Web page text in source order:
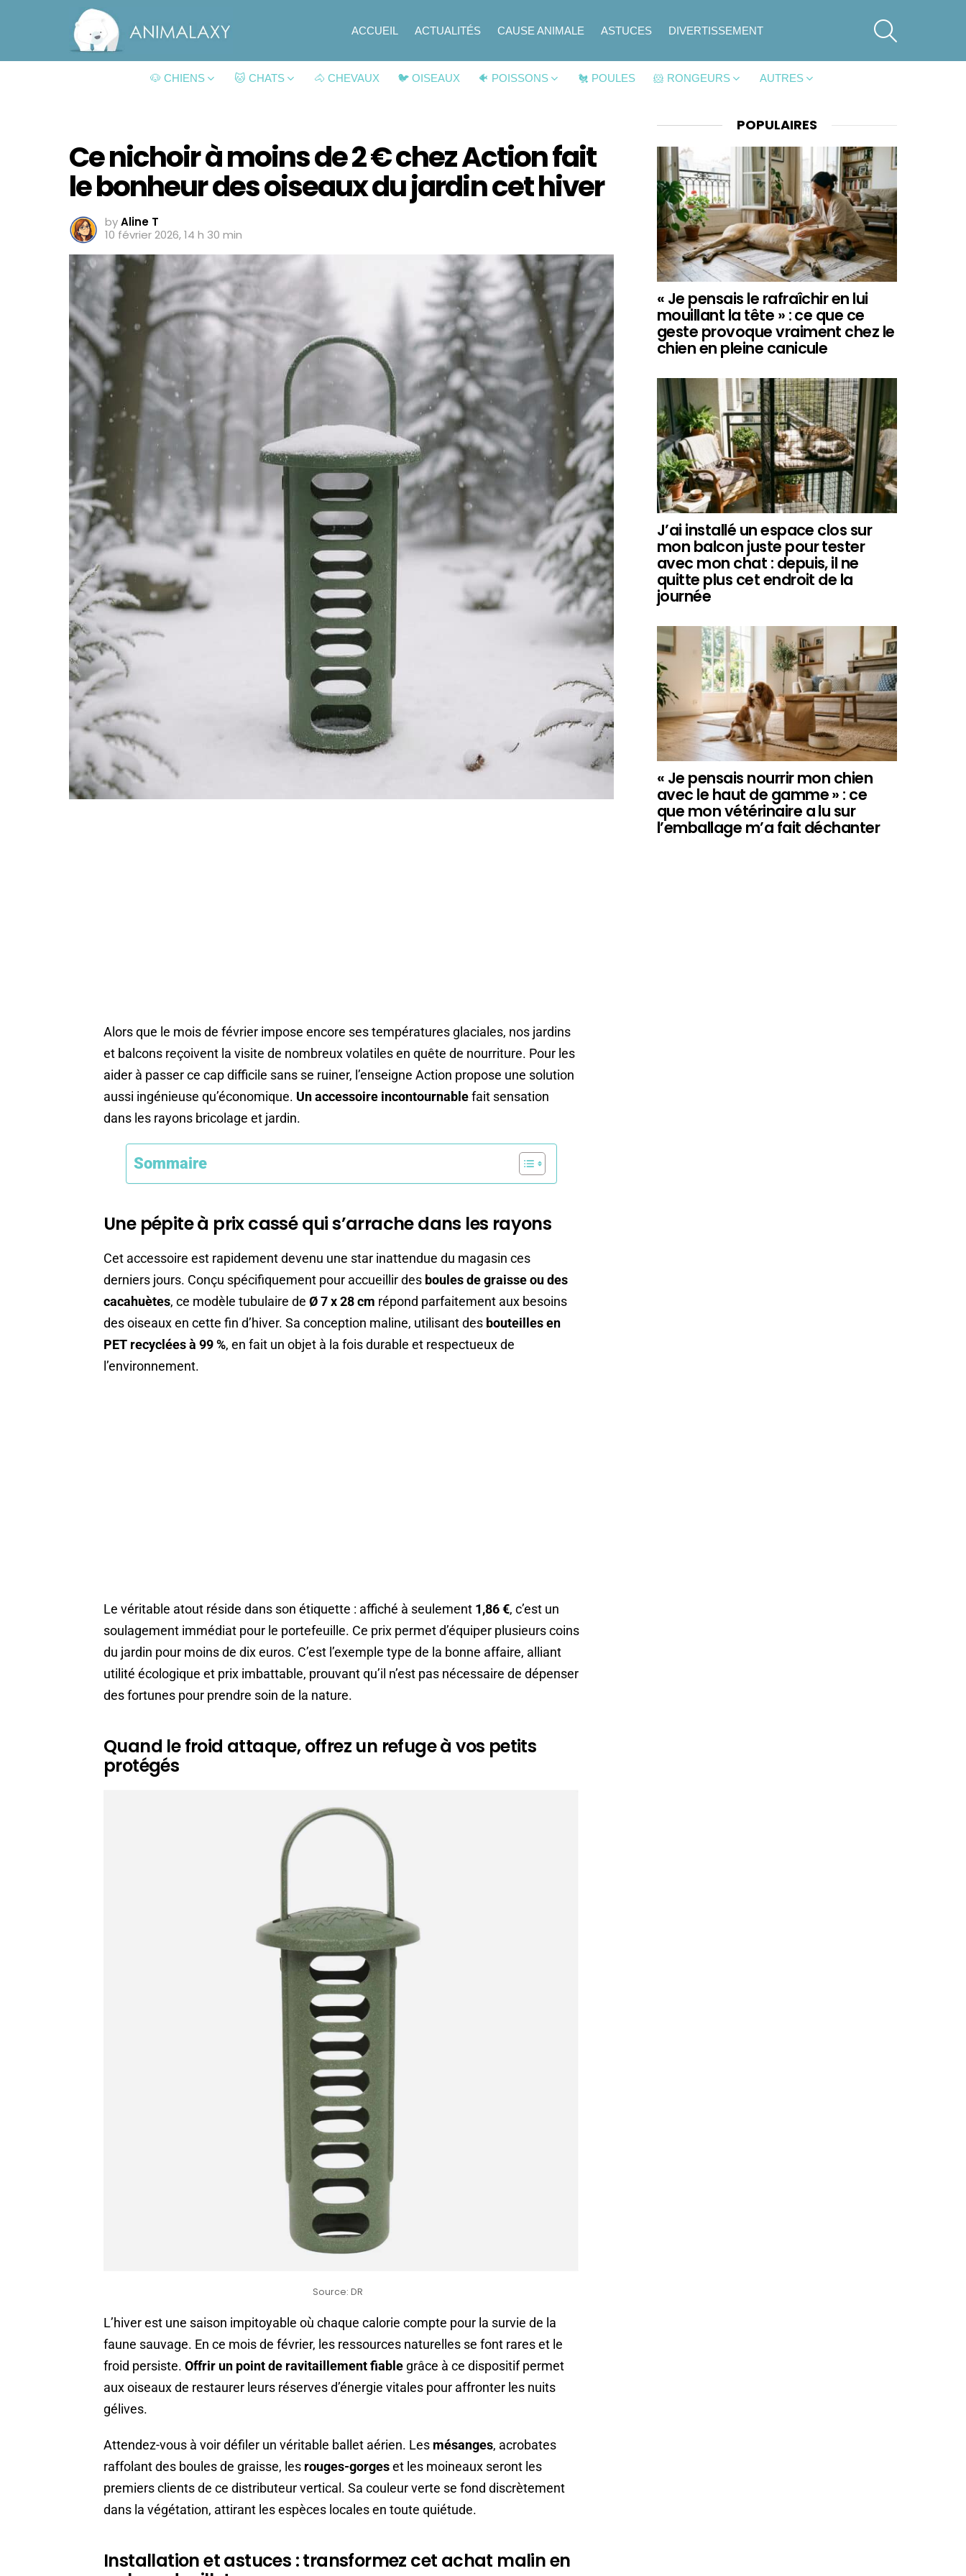
ACCUEIL ACTUALITÉS CAUSE ANIMALE ASTUCES DIVERTISSEMENT
🐶 CHIENS 🐱 CHATS 🐴 CHEVAUX 🐦 OISEAUX 🐠 POISSONS 🐔 POULES 🐹 RONGEURS AUTRES
Ce nichoir à moins de 2 € chez Action fait
le bonheur des oiseaux du jardin cet hiver
byAline T
10 février 2026, 14 h 30 min
Alors que le mois de février impose encore ses températures glaciales, nos jardins
et balcons reçoivent la visite de nombreux volatiles en quête de nourriture. Pour les
aider à passer ce cap difficile sans se ruiner, l’enseigne Action propose une solution
aussi ingénieuse qu’économique. Un accessoire incontournablefait sensation
dans les rayons bricolage et jardin.
Sommaire
Une pépite à prix cassé qui s’arrache dans les rayons
Cet accessoire est rapidement devenu une star inattendue du magasin ces
derniers jours. Conçu spécifiquement pour accueillir des boules de graisse ou des
cacahuètes, ce modèle tubulaire de Ø 7 x 28 cm répond parfaitement aux besoins
des oiseaux en cette fin d’hiver. Sa conception maline, utilisant des bouteilles en
PET recyclées à 99 %, en fait un objet à la fois durable et respectueux de
l’environnement.
Le véritable atout réside dans son étiquette : affiché à seulement 1,86 €, c’est un
soulagement immédiat pour le portefeuille. Ce prix permet d’équiper plusieurs coins
du jardin pour moins de dix euros. C’est l’exemple type de la bonne affaire, alliant
utilité écologique et prix imbattable, prouvant qu’il n’est pas nécessaire de dépenser
des fortunes pour prendre soin de la nature.
Quand le froid attaque, offrez un refuge à vos petits
protégés
Source: DR
L’hiver est une saison impitoyable où chaque calorie compte pour la survie de la
faune sauvage. En ce mois de février, les ressources naturelles se font rares et le
froid persiste. Offrir un point de ravitaillement fiable grâce à ce dispositif permet
aux oiseaux de restaurer leurs réserves d’énergie vitales pour affronter les nuits
gélives.
Attendez-vous à voir défiler un véritable ballet aérien. Les mésanges, acrobates
raffolant des boules de graisse, les rouges-gorgeset les moineaux seront les
premiers clients de ce distributeur vertical. Sa couleur verte se fond discrètement
dans la végétation, attirant les espèces locales en toute quiétude.
Installation et astuces : transformez cet achat malin en
POPULAIRES
« Je pensais le rafraîchir en lui
mouillant la tête » : ce que ce
geste provoque vraiment chez le
chien en pleine canicule
J’ai installé un espace clos sur
mon balcon juste pour tester
avec mon chat : depuis, il ne
quitte plus cet endroit de la
journée
« Je pensais nourrir mon chien
avec le haut de gamme » : ce
que mon vétérinaire a lu sur
l’emballage m’a fait déchanter